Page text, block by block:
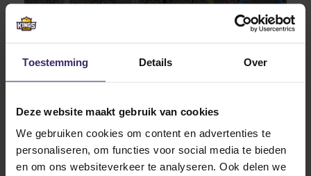
Toestemming Details Over
Deze website maakt gebruik van cookies
We gebruiken cookies om content en advertenties te
personaliseren, om functies voor social media te bieden
en om ons websiteverkeer te analyseren. Ook delen we
Onze talenten schitteren weer in de
Oct